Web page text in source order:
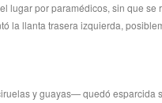
lugar por paramédicos, sin que
la llanta trasera izquierda,
y guayas— quedó esparcida